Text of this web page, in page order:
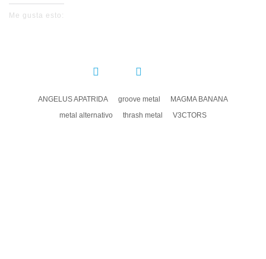
Me gusta esto:
ANGELUS APATRIDA groove metal
MAGMA BANANA
metal alternativo
thrash metal V3CTORS